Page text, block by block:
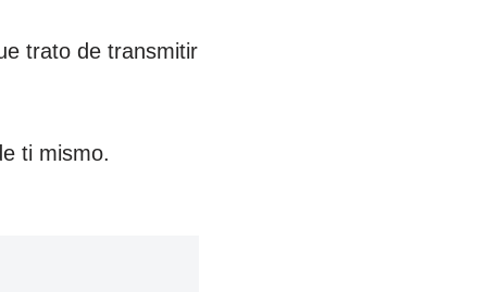
trato de transmitir
ti mismo.